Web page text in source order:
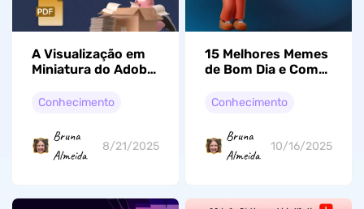
A Visualização em
Miniatura do Adobe
O Que Fazer?
Conhecimento
Bruna
Almeida
8/21/2025
15 Melhores Memes
de Bom Dia e Como
Próprios
Conhecimento
Bruna
Almeida
10/16/2025